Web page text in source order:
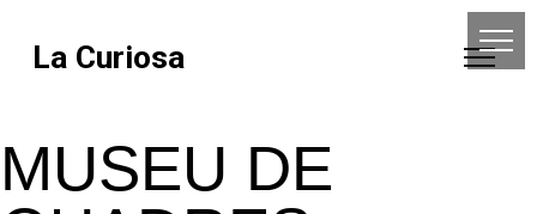
La Curiosa
MUSEU DE